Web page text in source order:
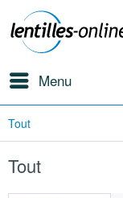
Menu
Tout
Tout